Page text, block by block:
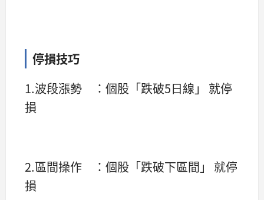
停損技巧
1.波段漲勢 ：個股「跌破5日線」 就停
損
2.區間操作 ：個股「跌破下區間」 就停
損